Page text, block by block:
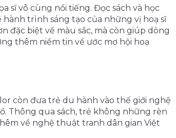
sĩ vô cùng nổi tiếng. Đọc sách và học
trình sáng tạo của những vị hoạ sĩ
đặc biệt về màu sắc, mà còn giúp dòng
thêm niềm tin về ước mơ hội hoạ
còn đưa trẻ du hành vào thế giới nghệ
Thông qua sách, trẻ không những rèn
về nghệ thuật tranh dân gian Việt